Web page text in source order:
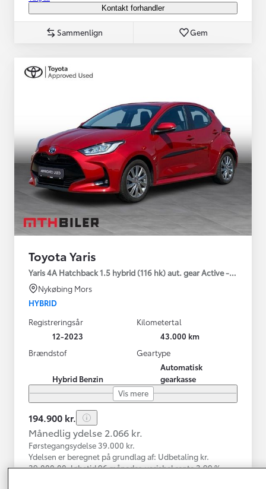
Kontakt forhandler
Sammenlign Gem
Toyota Yaris
Yaris 4A Hatchback 1.5 hybrid (116 hk) aut. gear Active -
Nykøbing Mors
HYBRID
Registreringsår
12-2023
Kilometertal
43.000 km
Brændstof
Hybrid Benzin
Geartype
Automatisk
gearkasse
Vis mere
194.900 kr.
Månedlig ydelse 2.066 kr.
Førstegangsydelse 39.000 kr.
Ydelsen er beregnet på grundlag af: Udbetaling kr.
39.000,00, løbetid 96 måneder, variabel rente 3,99 %,